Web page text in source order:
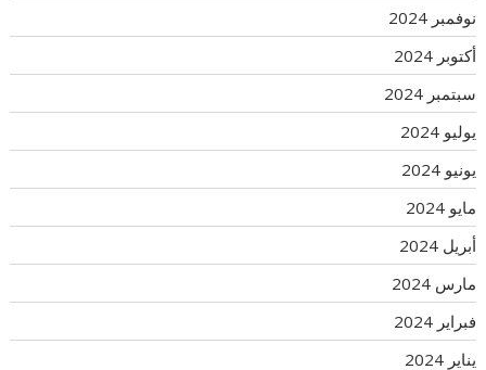
نوفمبر 2024
أكتوبر 2024
سبتمبر 2024
يوليو 2024
يونيو 2024
مايو 2024
أبريل 2024
مارس 2024
فبراير 2024
يناير 2024